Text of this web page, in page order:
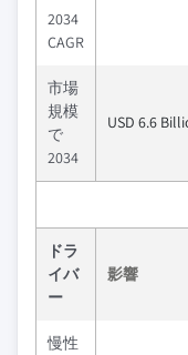
2034
CAGR
市場
規模
で
2034
USD 6.6
ドラ
イバ
ー
影響
慢性